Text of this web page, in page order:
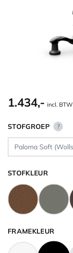
1.434,- incl. BTW
STOFGROEP ?
STOFKLEUR
FRAMEKLEUR